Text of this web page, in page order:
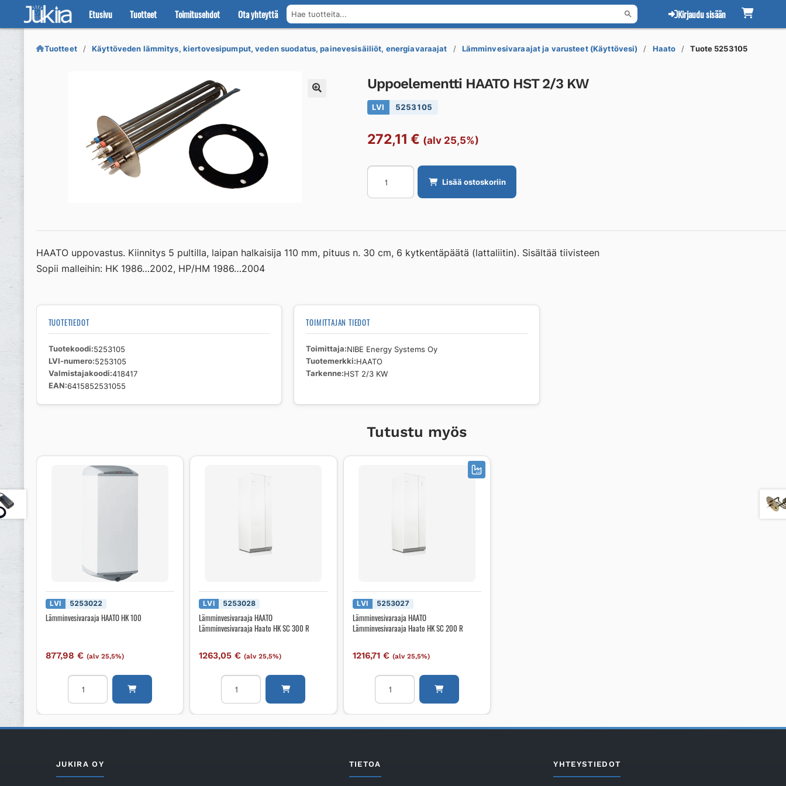
Etusivu Tuotteet Toimitusehdot Ota yhteyttä Hae tuotteita... Kirjaudu sisään
Siirry
navigointiin
Siirry
sisältöön
Tuotteet Käyttöveden lämmitys, kiertovesipumput, veden suodatus, painevesisäiliöt, energiavaraajat Lämminvesivaraajat ja varusteet (Käyttövesi) Haato Tuote 5253105
Uppoelementti HAATO HST 2/3 KW
LVI 5253105
272,11 € (alv 25,5%)
Uppoelementti
HAATO
HST
KW
Lisää ostoskoriin
HAATO uppovastus. Kiinnitys 5 pultilla, laipan halkaisija 110 mm, pituus n. 30 cm, 6 kytkentäpäätä (lattaliitin). Sisältää tiivisteen
Sopii malleihin: HK 1986…2002, HP/HM 1986…2004
TUOTETIEDOT
Tuotekoodi 5253105
LVI-numero 5253105
Valmistajakoodi 418417
EAN 6415852531055
TOIMITTAJAN TIEDOT
Toimittaja NIBE Energy Systems Oy
Tuotemerkki HAATO
Tarkenne HST 2/3 KW
Tutustu myös
LVI 5253022
Lämminvesivaraaja HAATO HK 100
877,98€ (alv 25,5%)
Lämminvesivaraaja
HAATO
HK
määrä
LVI 5253028
Lämminvesivaraaja HAATO
Lämminvesivaraaja Haato HK SC 300 R
1263,05€ (alv 25,5%)
Lämminvesivaraaja
HAATO
Lämminvesivaraaja
HK
LVI 5253027
Lämminvesivaraaja HAATO
Lämminvesivaraaja Haato HK SC 200 R
1216,71 € (alv 25,5%)
Lämminvesivaraaja
HAATO
Lämminvesivaraaja
HK
JUKIRA OY TIETOA YHTEYSTIEDOT